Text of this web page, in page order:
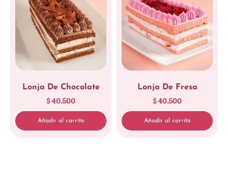
Lonja De Chocolate
$40.500
Añadir al carrito
Lonja De Fresa
$40.500
Añadir al carrito